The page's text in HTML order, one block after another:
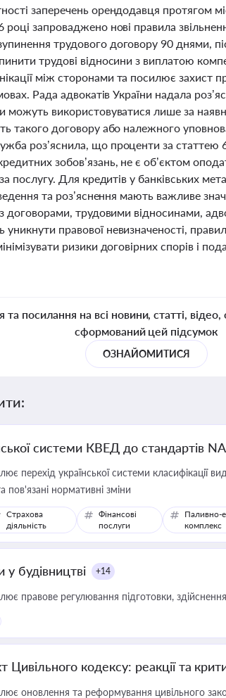
заперечень орендодавця протягом
запроваджено нові правила
трудового договору 90 днями,
трудові відносини з виплатою
між сторонами та посилює захист
Рада адвокатів України надала
можуть використовуватися лише за
такого договору або належного
роз’яснила, що проценти за статтею
зобов’язань, не є об’єктом
послугу. Для кредитів у банківських
та роз’яснення мають важливе
договорами, трудовими відносинами,
правової невизначеності,
ризики договірних спорів і
посилання на всі новини, статті,
сформований цей підсумок
ОЗНАЙОМИТИСЯ
системи КВЕД до стандартів
перехід української системи класифікації
нормативні зміни
Страхова
діяльність
Фінансові
послуги
Паливно-
комплекс
у будівництві +14
правове регулювання підготовки,
Цивільного кодексу: реакції та
оновлення та реформування цивільного